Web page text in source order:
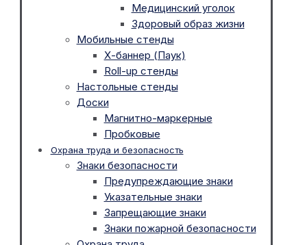
Медицинский уголок
Здоровый образ жизни
Мобильные стенды
Х-баннер (Паук)
Roll-up стенды
Настольные стенды
Доски
Магнитно-маркерные
Пробковые
Охрана труда и безопасность
Знаки безопасности
Предупреждающие знаки
Указательные знаки
Запрещающие знаки
Знаки пожарной безопасности